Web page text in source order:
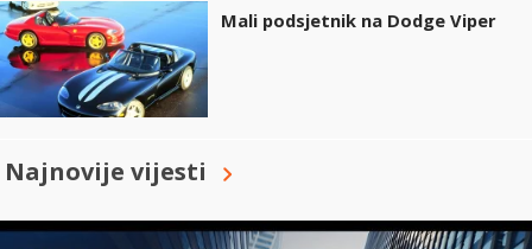
Mali podsjetnik na Dodge Viper
Najnovije vijesti